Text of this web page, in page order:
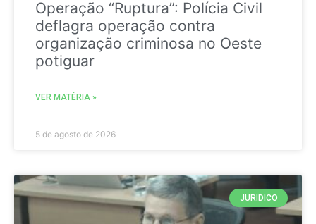
Operação “Ruptura”: Polícia Civil
deflagra operação contra
organização criminosa no Oeste
potiguar
VER MATÉRIA »
5 de agosto de 2026
JURIDICO